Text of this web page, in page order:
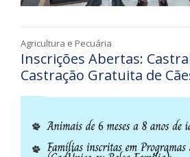
Agricultura e Pecuária
Inscrições Abertas:
Castração Gratuita de